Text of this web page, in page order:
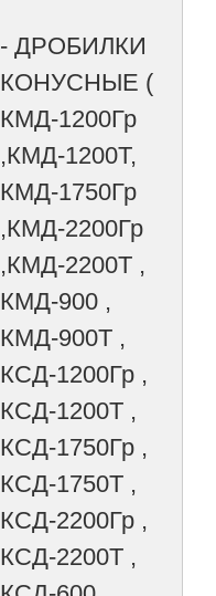
- ДРОБИЛКИ
КОНУСНЫЕ (
КМД-1200Гр
,КМД-1200Т,
КМД-1750Гр
,КМД-2200Гр
,КМД-2200Т ,
КМД-900 ,
КМД-900Т ,
КСД-1200Гр ,
КСД-1200Т ,
КСД-1750Гр ,
КСД-1750Т ,
КСД-2200Гр ,
КСД-2200Т ,